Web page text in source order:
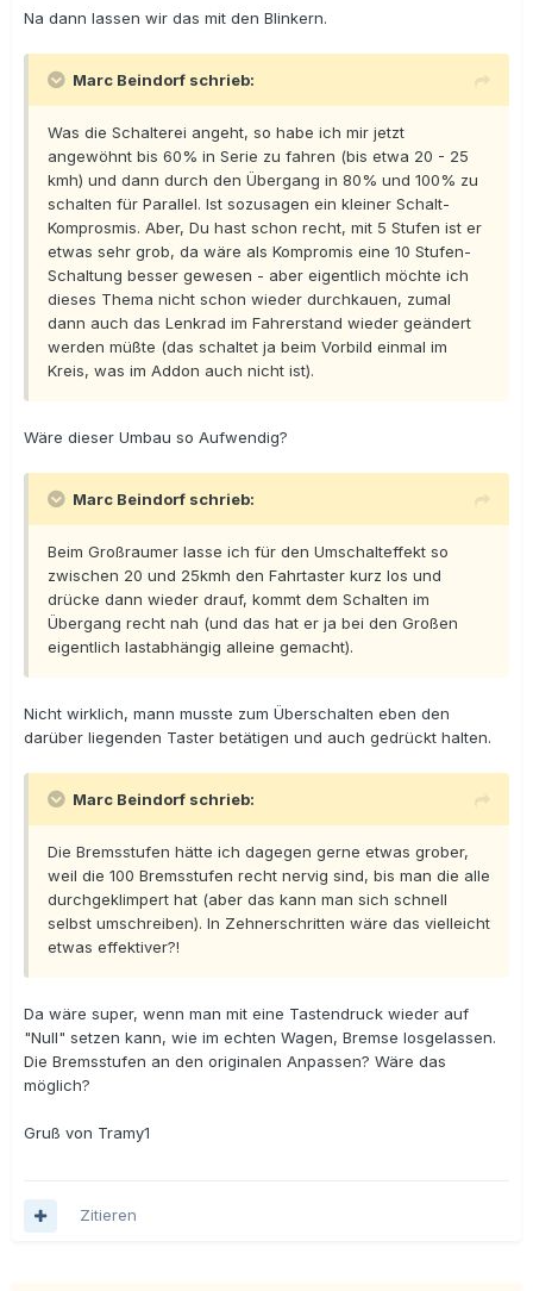
Na dann lassen wir das mit den Blinkern.
Marc Beindorf schrieb:
Was die Schalterei angeht, so habe ich mir jetzt
angewöhnt bis 60% in Serie zu fahren (bis etwa 20 - 25
kmh) und dann durch den Übergang in 80% und 100% zu
schalten für Parallel. Ist sozusagen ein kleiner Schalt-
Komprosmis. Aber, Du hast schon recht, mit 5 Stufen ist er
etwas sehr grob, da wäre als Kompromis eine 10 Stufen-
Schaltung besser gewesen - aber eigentlich möchte ich
dieses Thema nicht schon wieder durchkauen, zumal
dann auch das Lenkrad im Fahrerstand wieder geändert
werden müßte (das schaltet ja beim Vorbild einmal im
Kreis, was im Addon auch nicht ist).
Wäre dieser Umbau so Aufwendig?
Marc Beindorf schrieb:
Beim Großraumer lasse ich für den Umschalteffekt so
zwischen 20 und 25kmh den Fahrtaster kurz los und
drücke dann wieder drauf, kommt dem Schalten im
Übergang recht nah (und das hat er ja bei den Großen
eigentlich lastabhängig alleine gemacht).
Nicht wirklich, mann musste zum Überschalten eben den
darüber liegenden Taster betätigen und auch gedrückt halten.
Marc Beindorf schrieb:
Die Bremsstufen hätte ich dagegen gerne etwas grober,
weil die 100 Bremsstufen recht nervig sind, bis man die alle
durchgeklimpert hat (aber das kann man sich schnell
selbst umschreiben). In Zehnerschritten wäre das vielleicht
etwas effektiver?!
Da wäre super, wenn man mit eine Tastendruck wieder auf
"Null" setzen kann, wie im echten Wagen, Bremse losgelassen.
Die Bremsstufen an den originalen Anpassen? Wäre das
möglich?
Gruß von Tramy1
Zitieren